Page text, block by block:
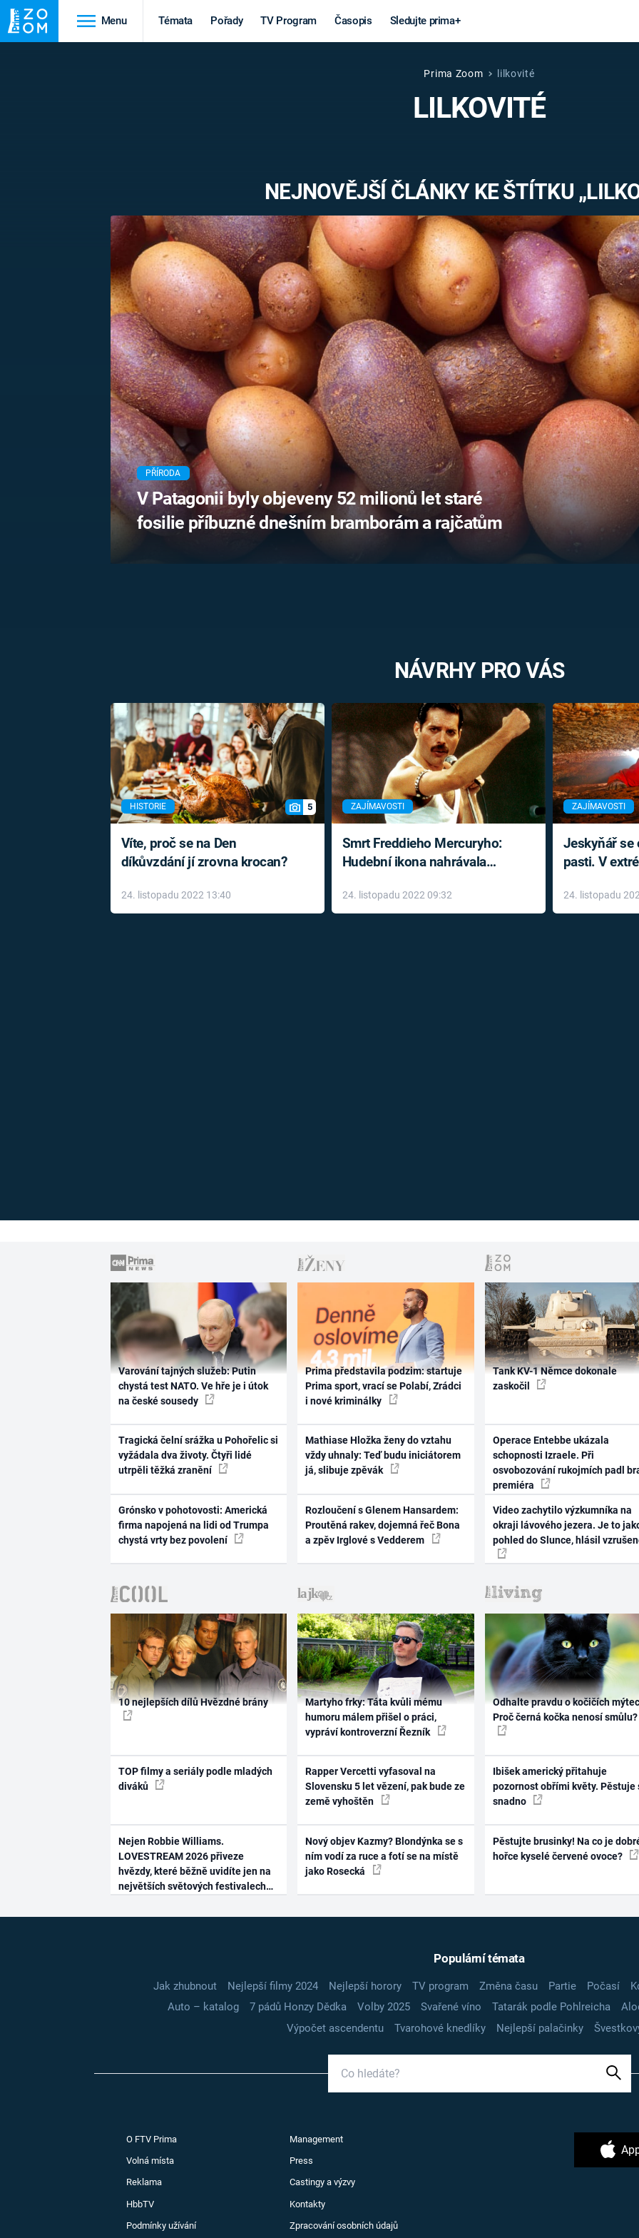
Menu Témata Pořady TV Program Časopis Sledujte prima+
STAROVĚKÝ EGYPT
Věda a
technika
MARS
VÁLEČNÉ
světová válka
PRVNÍ SVĚTOVÁ
Výročí
MARIE TEREZIE
NAPOLEON
BONAPARTE
BRITSKÁ
KRÁLOVSKÁ
RODINA
Záhady a
konspirace
UFO A
MIMOZEMŠŤANÉ
UTAJENÉ PŘÍBĚHY
ČESKÝCH DĚJIN
ALTERNATIVNÍ
HISTORIE
FILMY
REALITA
HORORY
REALITA
OPTICKÉ
KLAMY
Prima Zoom lilkovité
LILKOVITÉ
NEJNOVĚJŠÍ ČLÁNKY KE ŠTÍTKU
PŘÍRODA
V Patagonii byly objeveny 52 milionů let staré
fosilie příbuzné dnešním bramborám a rajčatům
NÁVRHY PRO VÁS
HISTORIE 5
Víte, proč se na Den
díkůvzdání jí zrovna krocan?
24. listopadu 2022 13:40
ZAJÍMAVOSTI
Smrt Freddieho Mercuryho:
Hudební ikona nahrávala
léky
24. listopadu 2022 09:32
ZAJÍMAVOSTI
Jeskyňář se
pasti. V
24. listopadu
Varování tajných služeb: Putin
chystá test NATO. Ve hře je i útok
na české sousedy
Tragická čelní srážka u Pohořelic si
vyžádala dva životy. Čtyři lidé
utrpěli těžká zranění
Grónsko v pohotovosti: Americká
firma napojená na lidi od Trumpa
chystá vrty bez povolení
Prima představila podzim: startuje
Prima sport, vrací se Polabí, Zrádci
i nové kriminálky
Mathiase Hložka ženy do vztahu
vždy uhnaly: Teď budu iniciátorem
já, slibuje zpěvák
Rozloučení s Glenem Hansardem:
Proutěná rakev, dojemná řeč Bona
a zpěv Irglové s Vedderem
Tank KV-1 Němce dokonale
zaskočil
Operace Entebbe ukázala
schopnosti Izraele. Při
osvobozování rukojmích padl
premiéra
Video zachytilo výzkumníka na
okraji lávového jezera. Je to
pohled do Slunce, hlásil
10 nejlepších dílů Hvězdné brány
TOP filmy a seriály podle mladých
diváků
Nejen Robbie Williams.
LOVESTREAM 2026 přiveze
hvězdy, které běžně uvidíte jen na
největších světových festivalech
Martyho frky: Táta kvůli mému
humoru málem přišel o práci,
vypráví kontroverzní Řezník
Rapper Vercetti vyfasoval na
Slovensku 5 let vězení, pak bude ze
země vyhoštěn
Nový objev Kazmy? Blondýnka se s
ním vodí za ruce a fotí se na místě
jako Rosecká
Odhalte pravdu o kočičích
Proč černá kočka nenosí smůlu?
Ibišek americký přitahuje
pozornost obřími květy. Pěstuje
snadno
Pěstujte brusinky! Na co je
hořce kyselé červené ovoce?
Populární témata
Jak zhubnout Nejlepší filmy 2024 Nejlepší horory TV program Změna času Partie Počasí
Auto – katalog
7 pádů Honzy Dědka Volby 2025 Svařené víno Tatarák podle Pohlreicha
Výpočet ascendentu
Tvarohové knedlíky Nejlepší palačinky
O FTV Prima Management
Volná místa Press
Reklama Castingy a výzvy
HbbTV Kontakty
Podmínky užívání Zpracování osobních údajů